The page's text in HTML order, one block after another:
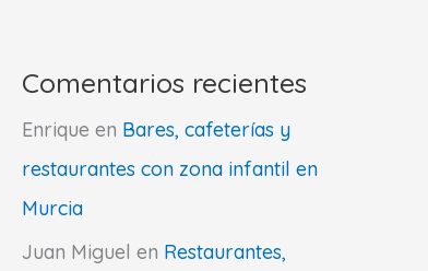
Comentarios recientes
Enrique en Bares, cafeterías y
restaurantes con zona infantil en
Murcia
Juan Miguel en Restaurantes,